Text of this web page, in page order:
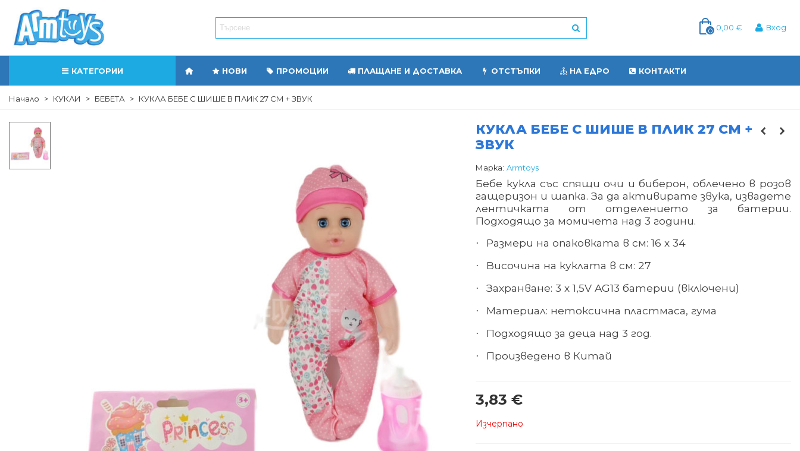
0 0,00 € Вход
КАТЕГОРИИ НОВИ ПРОМОЦИИ ПЛАЩАНЕ И ДОСТАВКА ОТСТЪПКИ НА ЕДРО КОНТАКТИ
Начало > КУКЛИ > БЕБЕТА > КУКЛА БЕБЕ С ШИШЕ В ПЛИК 27 СМ + ЗВУК
КУКЛА БЕБЕ С ШИШЕ В ПЛИК 27 СМ +
ЗВУК
Марка: Armtoys
Бебе кукла със спящи очи и биберон, облечено в розов
гащеризон и шапка. За да активирате звука, извадете
лентичката от отделението за батерии.
Подходящо за момичета над 3 години.
· Размери на опаковката в см: 16 х 34
· Височина на куклата в см: 27
· Захранване: 3 х 1,5V AG13 батерии (включени)
· Материал: нетоксична пластмаса, гума
· Подходящо за деца над 3 год.
· Произведено в Китай
3,83 €
Изчерпано